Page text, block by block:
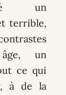
un
terrible,
un
ce qui
à de la